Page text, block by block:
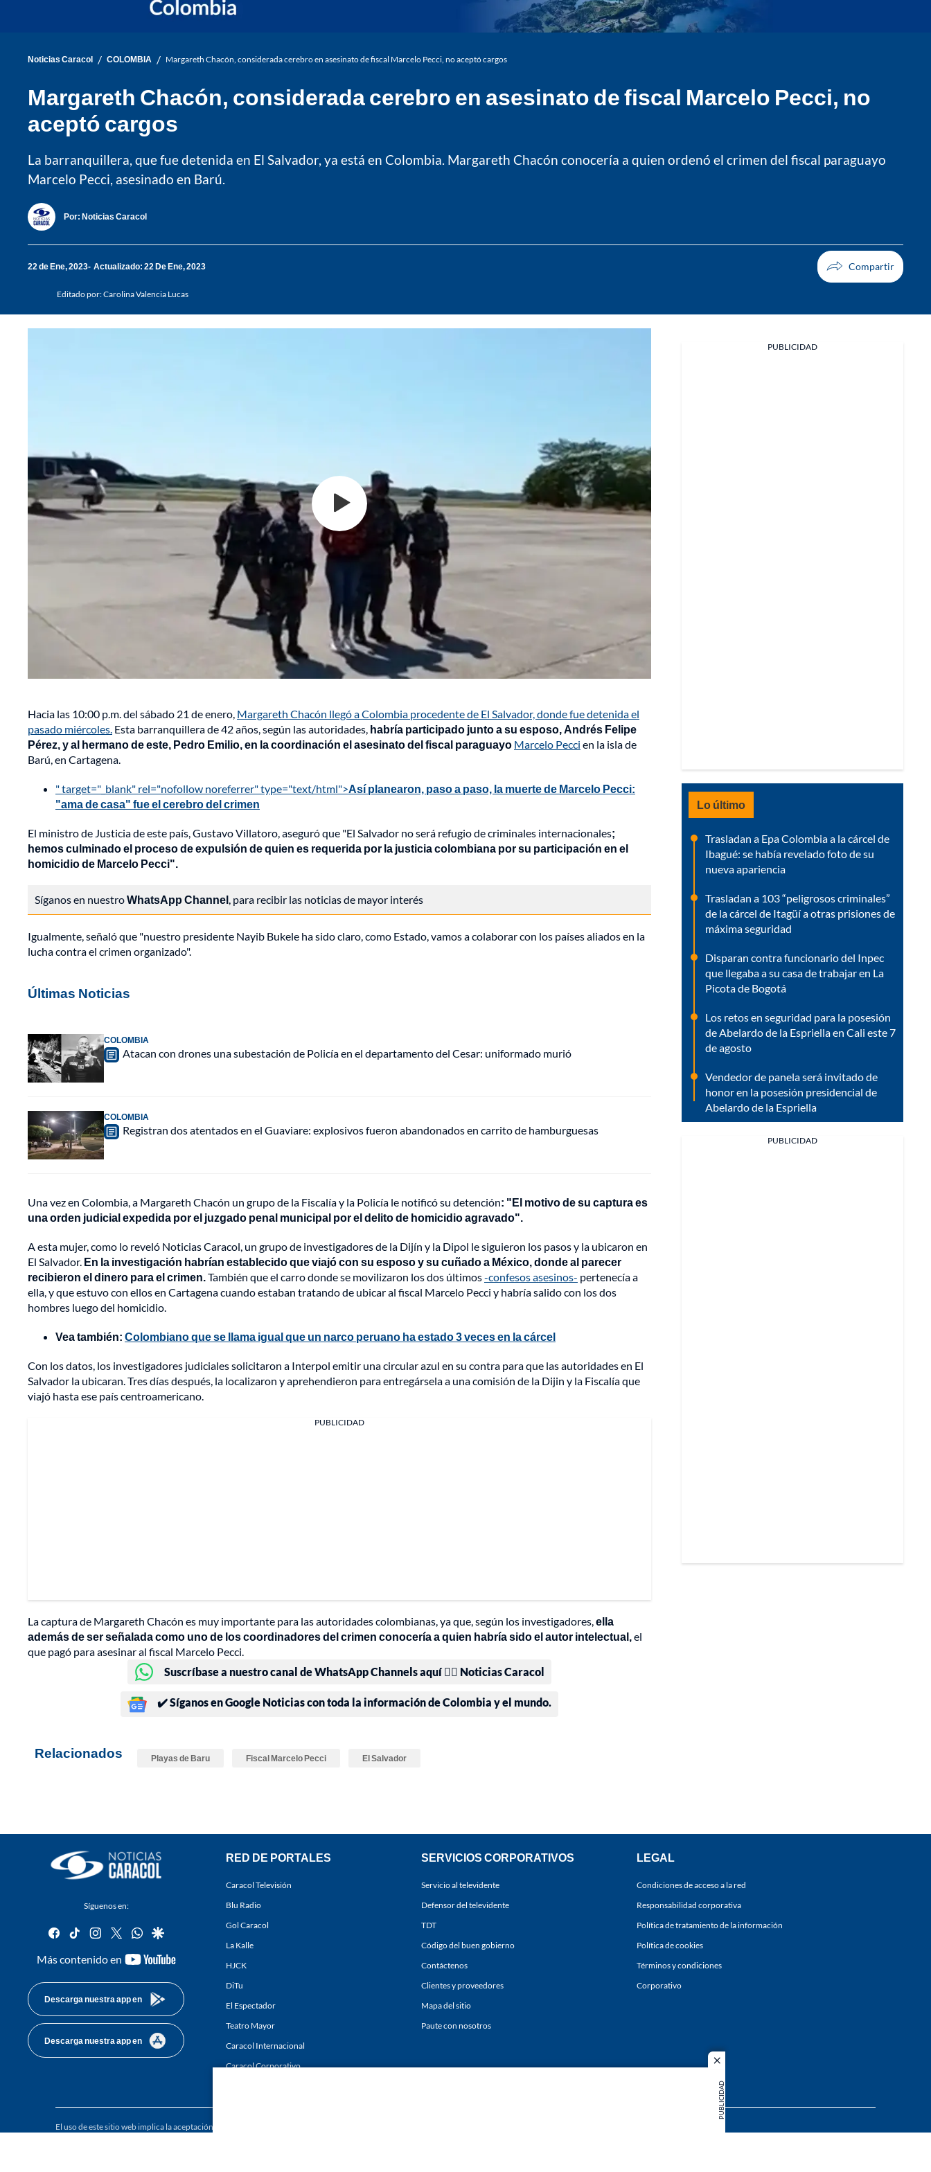
close
PUBLICIDAD
Noticias Caracol / COLOMBIA / Margareth Chacón, considerada cerebro en asesinato de fiscal Marcelo Pecci, no aceptó cargos
Margareth Chacón, considerada cerebro en asesinato de fiscal Marcelo Pecci, no
aceptó cargos
La barranquillera, que fue detenida en El Salvador, ya está en Colombia. Margareth Chacón conocería a quien ordenó el crimen del fiscal paraguayo
Marcelo Pecci, asesinado en Barú.
Por: Noticias Caracol
22 de Ene, 2023 Actualizado: 22 De Ene, 2023
Editado por:Carolina Valencia Lucas
Hacia las 10:00 p.m. del sábado 21 de enero, Margareth Chacón llegó a Colombia procedente de El Salvador, donde fue detenida el
pasado miércoles. Esta barranquillera de 42 años, según las autoridades, habría participado junto a su esposo, Andrés Felipe
Pérez, y al hermano de este, Pedro Emilio, en la coordinación el asesinato del fiscal paraguayo Marcelo Pecci en la isla de
Barú, en Cartagena.
" target="_blank" rel="nofollow noreferrer" type="text/html">Así planearon, paso a paso, la muerte de Marcelo Pecci:
"ama de casa" fue el cerebro del crimen
El ministro de Justicia de este país, Gustavo Villatoro, aseguró que "El Salvador no será refugio de criminales internacionales;
hemos culminado el proceso de expulsión de quien es requerida por la justicia colombiana por su participación en el
homicidio de Marcelo Pecci".
Síganos en nuestroWhatsApp Channel, para recibir las noticias de mayor interés
Igualmente, señaló que "nuestro presidente Nayib Bukele ha sido claro, como Estado, vamos a colaborar con los países aliados en la
lucha contra el crimen organizado".
Últimas Noticias
COLOMBIA
Atacan con drones una subestación de Policía en el departamento del Cesar: uniformado murió
COLOMBIA
Registran dos atentados en el Guaviare: explosivos fueron abandonados en carrito de hamburguesas
Una vez en Colombia, a Margareth Chacón un grupo de la Fiscalía y la Policía le notificó su detención: "El motivo de su captura es
una orden judicial expedida por el juzgado penal municipal por el delito de homicidio agravado".
A esta mujer, como lo reveló Noticias Caracol, un grupo de investigadores de la Dijín y la Dipol le siguieron los pasos y la ubicaron en
El Salvador. En la investigación habrían establecido que viajó con su esposo y su cuñado a México, donde al parecer
recibieron el dinero para el crimen.También que el carro donde se movilizaron los dos últimos-confesos asesinos- pertenecía a
ella, y que estuvo con ellos en Cartagena cuando estaban tratando de ubicar al fiscal Marcelo Pecci y habría salido con los dos
hombres luego del homicidio.
Vea también: Colombiano que se llama igual que un narco peruano ha estado 3 veces en la cárcel
Con los datos, los investigadores judiciales solicitaron a Interpol emitir una circular azul en su contra para que las autoridades en El
Salvador la ubicaran. Tres días después, la localizaron y aprehendieron para entregársela a una comisión de la Dijin y la Fiscalía que
viajó hasta ese país centroamericano.
PUBLICIDAD
La captura de Margareth Chacón es muy importante para las autoridades colombianas, ya que, según los investigadores,ella
además de ser señalada como uno de los coordinadores del crimen conocería a quien habría sido el autor intelectual,el
que pagó para asesinar al fiscal Marcelo Pecci.
Suscríbase a nuestro canal de WhatsApp Channels aquí 👉🏻 Noticias Caracol
✔️ Síganos en Google Noticias con toda la información de Colombia y el mundo.
Relacionados Playas de Baru Fiscal Marcelo Pecci El Salvador
PUBLICIDAD
Lo último
Trasladan a Epa Colombia a la cárcel de
Ibagué: se había revelado foto de su
nueva apariencia
Trasladan a 103 “peligrosos criminales”
de la cárcel de Itagüí a otras prisiones de
máxima seguridad
Disparan contra funcionario del Inpec
que llegaba a su casa de trabajar en La
Picota de Bogotá
Los retos en seguridad para la posesión
de Abelardo de la Espriella en Cali este 7
de agosto
Vendedor de panela será invitado de
honor en la posesión presidencial de
Abelardo de la Espriella
PUBLICIDAD
Síguenos en:
facebook
tiktok instagram
twitterwhatsapp
google
Más contenido en
youtube-
Descarga nuestra app en
Descarga nuestra app en
RED DE PORTALES
Caracol Televisión
Blu Radio
Gol Caracol
La Kalle
HJCK
DiTu
El Espectador
Teatro Mayor
Caracol Internacional
Caracol Corporativo
SERVICIOS CORPORATIVOS
Servicio al televidente
Defensor del televidente
TDT
Código del buen gobierno
Contáctenos
Clientes y proveedores
Mapa del sitio
Paute con nosotros
LEGAL
Condiciones de acceso a la red
Responsabilidad corporativa
Política de tratamiento de la información
Política de cookies
Términos y condiciones
Corporativo
El uso de este sitio web implica la aceptación de los